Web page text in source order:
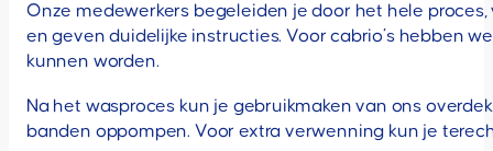
Onze medewerkers begeleiden je door het hele
en geven duidelijke instructies. Voor cabrio’s hebben
kunnen worden.
Na het wasproces kun je gebruikmaken van ons
banden oppompen. Voor extra verwenning kun je